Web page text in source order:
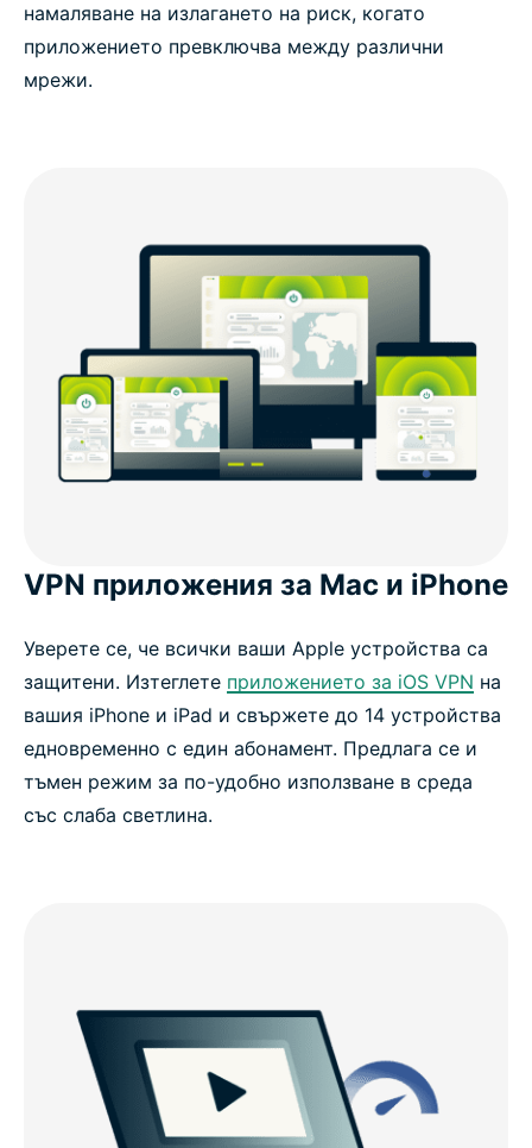
намаляване на излагането на риск, когато
приложението превключва между различни
мрежи.
VPN приложения за Mac и iPhone
Уверете се, че всички ваши Apple устройства са
защитени. Изтеглете приложението за iOS VPN на
вашия iPhone и iPad и свържете до 14 устройства
едновременно с един абонамент. Предлага се и
тъмен режим за по-удобно използване в среда
със слаба светлина.